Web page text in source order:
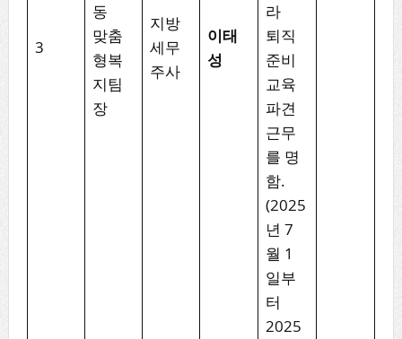
3
동
맞춤
형복
지팀
장
지방
세무
주사
이태
성
라
퇴직
준비
교육
파견
근무
를 명
함.
(2025
년 7
월 1
일부
터
2025